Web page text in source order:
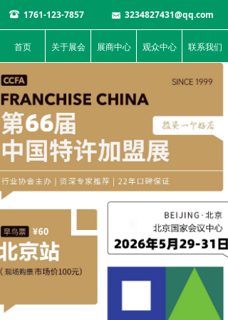
뀰 1761-123-7857 낂 3234827431@qq.com
首页 关于展会 展商中心 观众中心 联系我们